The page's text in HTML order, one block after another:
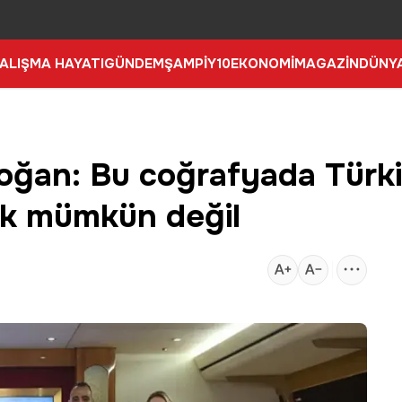
HAYATIGÜNDEMŞAMPİY10EKONOMİMAGAZİN
Bu coğrafyada
mümkün değil